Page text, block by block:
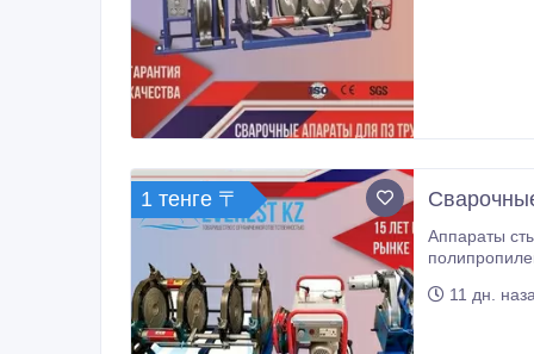
1 тенге 〒
Аппараты стыковой
материала.
11 дн.